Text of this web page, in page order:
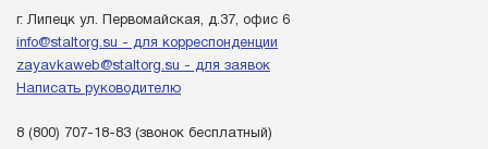
г. Липецк ул. Первомайская, д.37, офис 6
info@staltorg.su - для корреспонденции
zayavkaweb@staltorg.su - для заявок
Написать руководителю
8 (800) 707-18-83 (звонок бесплатный)